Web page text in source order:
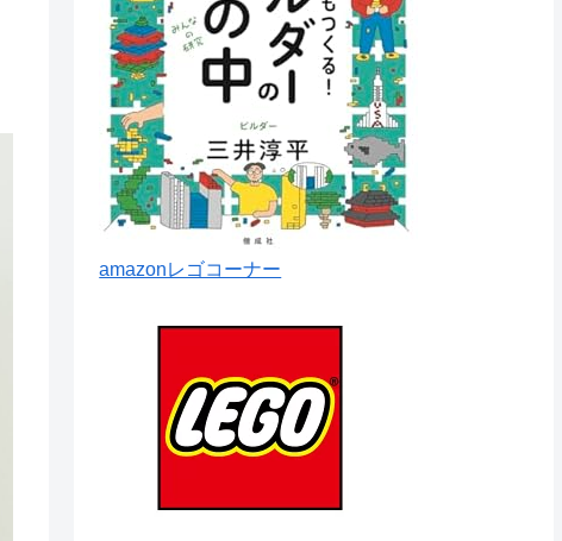
amazonレゴコーナー